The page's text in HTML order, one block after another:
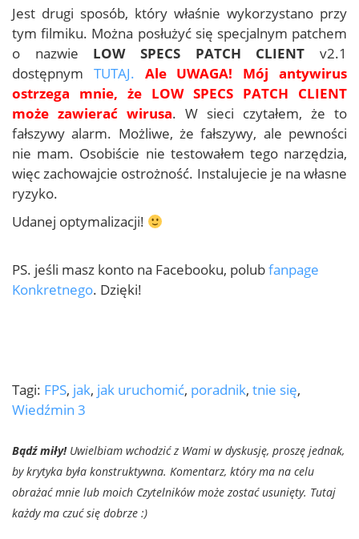
Jest drugi sposób, który właśnie wykorzystano przy
tym filmiku. Można posłużyć się specjalnym patchem
o nazwie LOW SPECS PATCH CLIENT v2.1
dostępnym TUTAJ.
Ale UWAGA! Mój antywirus
ostrzega mnie, że LOW SPECS PATCH CLIENT
może zawierać wirusa. W sieci czytałem, że to
fałszywy alarm. Możliwe, że fałszywy, ale pewności
nie mam. Osobiście nie testowałem tego narzędzia,
więc zachowajcie ostrożność. Instalujecie je na własne
ryzyko.
Udanej optymalizacji!
PS. jeśli masz konto na Facebooku, polubfanpage
Konkretnego. Dzięki!
Tagi: FPS, jak, jak uruchomić, poradnik, tnie się,
Wiedźmin 3
Bądź miły!Uwielbiam wchodzić z Wami w dyskusję, proszę jednak,
by krytyka była konstruktywna. Komentarz, który ma na celu
obrażać mnie lub moich Czytelników może zostać usunięty. Tutaj
każdy ma czuć się dobrze :)